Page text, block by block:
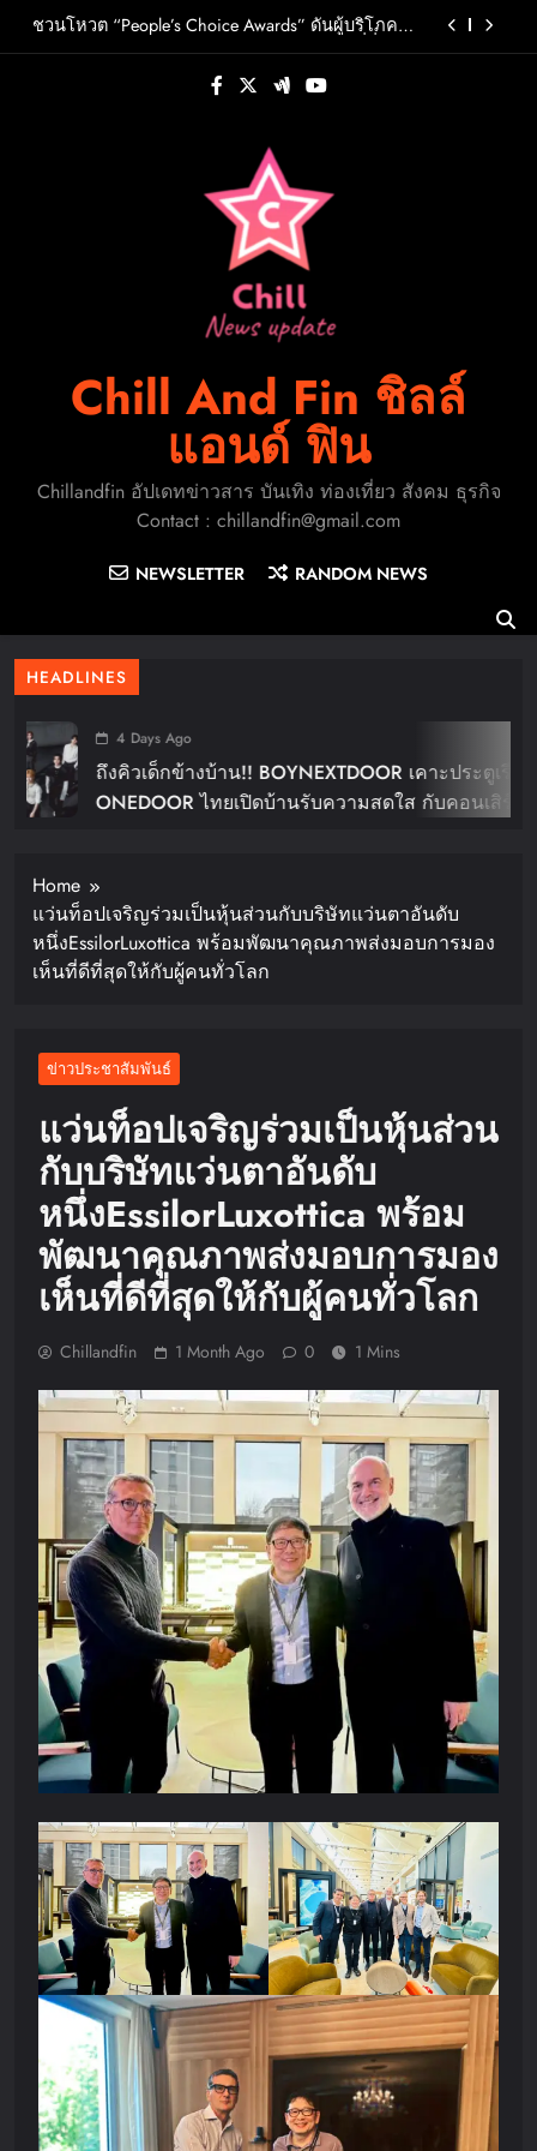
วต์ PRIMA เตรียมปล่อย 4 ก.ย. นี้
ชวนโหวต “People’s Choice Awards” ดันผู้บริโภค
FLO เกิร์ลกรุ๊ป R&B สุดแซ่บแห่งยุค ส่งอัลบั้มชุดที่ 2
THERAPY AT THE CLUB พร้อมปล่อยเอ็มวี “Cry Ugly”
ครอบครัว สร้างความทรงจำดีๆไปกับออนิกซ์ฮอสพิ
รู้จัก ADÉLA ป๊อปสตาร์สาวดาวรุ่งจากสโลวาเกีย กับ
เพลงสุดไวรัล “Ain’t In LA”พร้อมประกาศอัลบั้มเดบิ
วต์ PRIMA เตรียมปล่อย 4 ก.ย. นี้
ชวนโหวต “People’s Choice Awards” ดันผู้บริโภค
ร่วมตัดสินสุดยอดบริษัทอสังหาฯและเอเจนต์ที่ชื่น
FLO เกิร์ลกรุ๊ป R&B สุดแซ่บแห่งยุค ส่งอัลบั้มชุดที่ 2
THERAPY AT THE CLUB พร้อมปล่อยเอ็มวี “Cry Ugly”
โดนใจแฟนคลับ ก่อนบินมาเจอแฟนไทย 29 สิงหาคม
ปักหมุดวันหยุดนี้! ออกไปสร้างช่วงเวลาพิเศษกับ
ครอบครัว สร้างความทรงจำดีๆไปกับออนิกซ์ฮอสพิ
Chill And Fin ชิลล์
แอนด์ ฟิน
Chillandfin อัปเดทข่าวสาร บันเทิง ท่องเที่ยว สังคม ธุรกิจ
Contact : chillandfin@gmail.com
NEWSLETTER RANDOM NEWS
HEADLINES
4 Days Ago
ถึงคิวเด็กข้างบ้าน!! BOYNEXTDOOR เคาะประตูเรียก
ONEDOOR ไทยเปิดบ้านรับความสดใส กับคอนเสิร์ต
Home
แว่นท็อปเจริญร่วมเป็นหุ้นส่วนกับบริษัทแว่นตาอันดับ
หนึ่งEssilorLuxottica พร้อมพัฒนาคุณภาพส่งมอบการมอง
เห็นที่ดีที่สุดให้กับผู้คนทั่วโลก
ข่าวประชาสัมพันธ์
แว่นท็อปเจริญร่วมเป็นหุ้นส่วน
กับบริษัทแว่นตาอันดับ
หนึ่งEssilorLuxottica พร้อม
พัฒนาคุณภาพส่งมอบการมอง
เห็นที่ดีที่สุดให้กับผู้คนทั่วโลก
Chillandfin 1 Month Ago 0 1 Mins